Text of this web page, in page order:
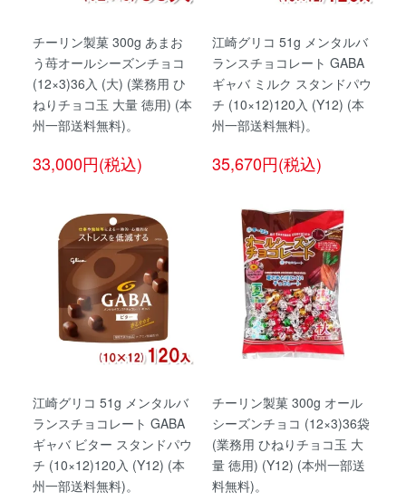
チーリン製菓 300g あまお
う苺オールシーズンチョコ
(12×3)36入 (大) (業務用 ひ
ねりチョコ玉 大量 徳用) (本
州一部送料無料)。
33,000円(税込)
江崎グリコ 51g メンタルバ
ランスチョコレート GABA
ギャバ ミルク スタンドパウ
チ (10×12)120入 (Y12) (本
州一部送料無料)。
35,670円(税込)
江崎グリコ 51g メンタルバ
ランスチョコレート GABA
ギャバ ビター スタンドパウ
チ (10×12)120入 (Y12) (本
州一部送料無料)。
チーリン製菓 300g オール
シーズンチョコ (12×3)36袋
(業務用 ひねりチョコ玉 大
量 徳用) (Y12) (本州一部送
料無料)。